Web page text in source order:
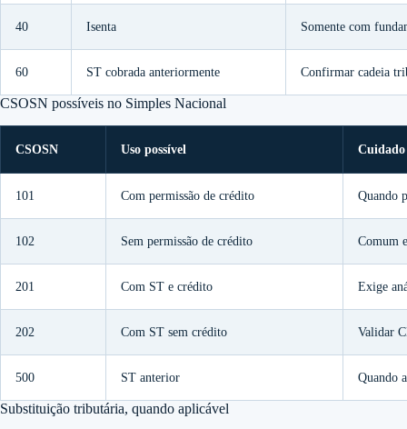
40 Isenta Somente com
60 ST cobrada anteriormente Confirmar cadeia
CSOSN possíveis no Simples Nacional
CSOSN Uso possível Cuidado
101 Com permissão de crédito Quando
102 Sem permissão de crédito Comum
201 Com ST e crédito Exige
202 Com ST sem crédito Validar
500 ST anterior Quando
Substituição tributária, quando aplicável